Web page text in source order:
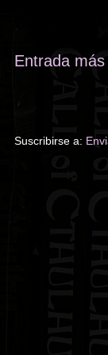
Entrada
Suscribirse a:
(PDF)
Ruins
Secreta
Secreta
War
Bag